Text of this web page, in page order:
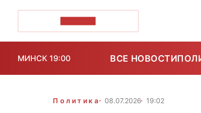
МИНСК 19:00 ВСЕ НОВОСТИ
Политика 08.07.2026 19:02